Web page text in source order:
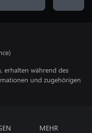
erhalten während des
und zugehörigen
MEHR